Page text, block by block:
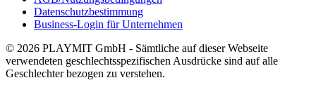
Datenschutzbestimmung
Business-Login für Unternehmen
© 2026 PLAYMIT GmbH - Sämtliche auf dieser Webseite
verwendeten geschlechtsspezifischen Ausdrücke sind auf alle
Geschlechter bezogen zu verstehen.